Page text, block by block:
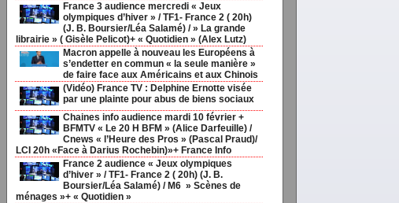
France 3 audience mercredi « Jeux
olympiques d’hiver » / TF1- France 2 ( 20h)
(J. B. Boursier/Léa Salamé) / » La grande
librairie » ( Gisèle Pelicot)+ « Quotidien » (Alex Lutz)
Macron appelle à nouveau les Européens à
s’endetter en commun « la seule manière »
de faire face aux Américains et aux Chinois
(Vidéo) France TV : Delphine Ernotte visée
par une plainte pour abus de biens sociaux
Chaines info audience mardi 10 février +
BFMTV « Le 20 H BFM » (Alice Darfeuille) /
Cnews « l’Heure des Pros » (Pascal Praud)/
LCI 20h «Face à Darius Rochebin)»+ France Info
France 2 audience « Jeux olympiques
d’hiver » / TF1- France 2 ( 20h) (J. B.
Boursier/Léa Salamé) / M6 » Scènes de
ménages »+ « Quotidien »